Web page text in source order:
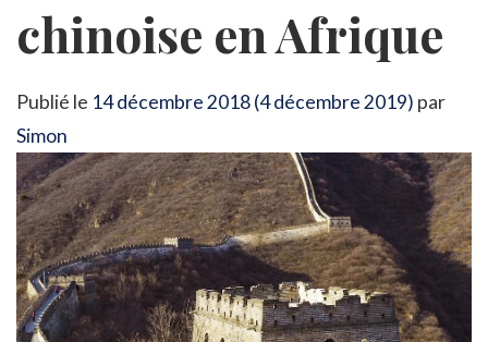
chinoise en Afrique
Publié le 14 décembre 2018(4 décembre 2019) par
Simon